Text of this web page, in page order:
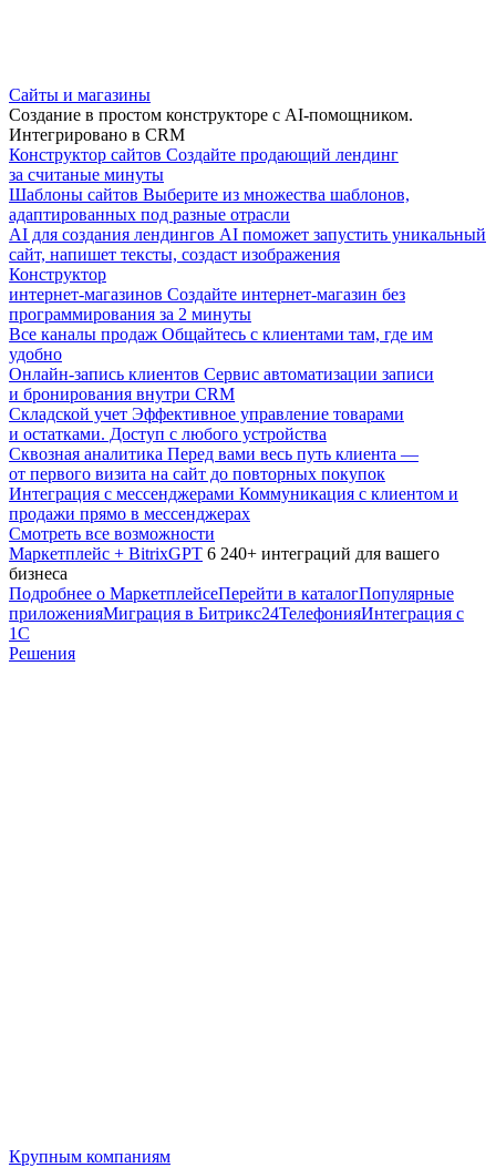
Сайты и магазины
Создание в простом конструкторе с AI-помощником.
Интегрировано в CRM
Конструктор сайтов Создайте продающий лендинг
за считаные минуты
Шаблоны сайтов Выберите из множества шаблонов,
адаптированных под разные отрасли
AI для создания лендингов AI поможет запустить уникальный
сайт, напишет тексты, создаст изображения
Конструктор
интернет-магазинов Создайте интернет-магазин без
программирования за 2 минуты
Все каналы продаж Общайтесь с клиентами там, где им
удобно
Онлайн-запись клиентов Сервис автоматизации записи
и бронирования внутри CRM
Складской учет Эффективное управление товарами
и остатками. Доступ с любого устройства
Сквозная аналитика Перед вами весь путь клиента —
от первого визита на сайт до повторных покупок
Интеграция с мессенджерами Коммуникация с клиентом и
продажи прямо в мессенджерах
Смотреть все возможности
Маркетплейс + BitrixGPT 6 240+ интеграций для вашего
бизнеса
Подробнее о МаркетплейсеПерейти в каталогПопулярные
приложенияМиграция в Битрикс24ТелефонияИнтеграция с
1С
Решения
Крупным компаниям